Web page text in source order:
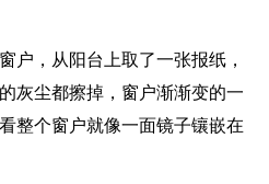
户，从阳台上取了一张报纸，
灰尘都擦掉，窗户渐渐变的一
整个窗户就像一面镜子镶嵌在